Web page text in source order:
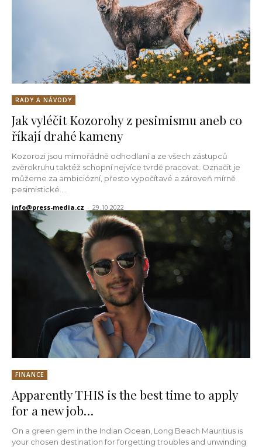
RADY A NÁVODY
Jak vyléčit Kozorohy z pesimismu aneb co
říkají drahé kameny
Kozorozi jsou mimořádně odhodlaní a ze všech zástupců
zvěrokruhu taktéž schopní nejvíce tvrdě pracovat. Označit je
můžeme za ambiciózní, přesto vypočítavé a zároveň mírně
pesimistické....
info@press-media.cz - 29.10.2022
FINANCE
Apparently THIS is the best time to apply
for a new job…
On a green gem in the Indian Ocean, Long Beach Mauritius is
your chosen destination for forgetting troubles and unwinding